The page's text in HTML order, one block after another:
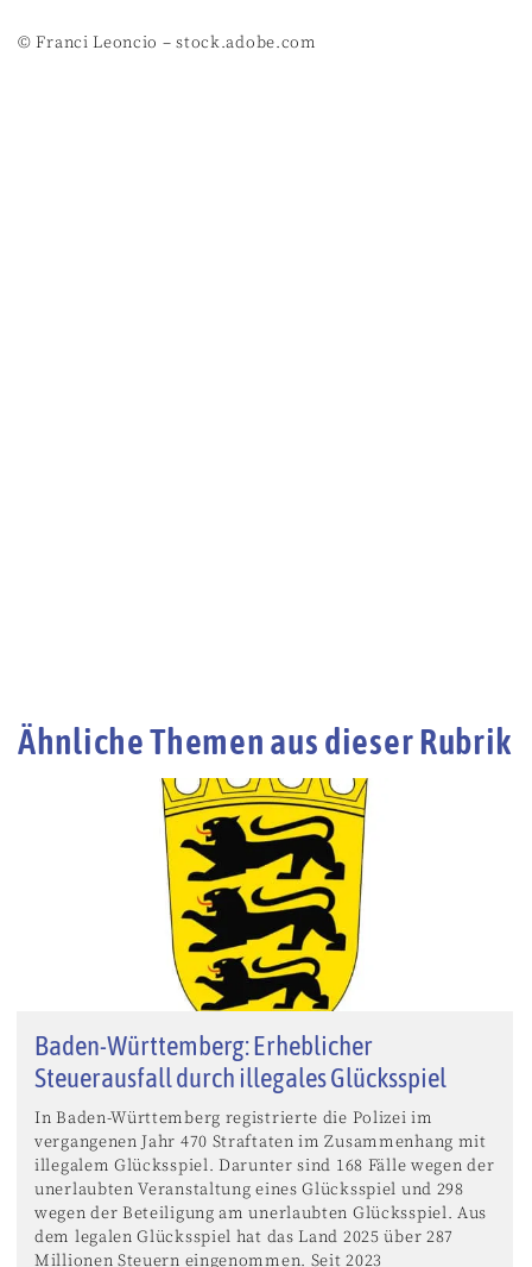
© Franci Leoncio – stock.adobe.com
Ähnliche Themen aus dieser Rubrik
Baden-Württemberg: Erheblicher
Steuerausfall durch illegales Glücksspiel
In Baden-Württemberg registrierte die Polizei im
vergangenen Jahr 470 Straftaten im Zusammenhang mit
illegalem Glücksspiel. Darunter sind 168 Fälle wegen der
unerlaubten Veranstaltung eines Glücksspiel und 298
wegen der Beteiligung am unerlaubten Glücksspiel. Aus
dem legalen Glücksspiel hat das Land 2025 über 287
Millionen Steuern eingenommen. Seit 2023